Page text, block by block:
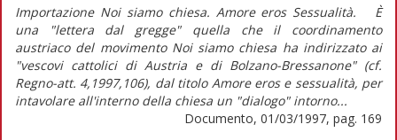
Importazione Noi siamo chiesa. Amore eros Sessualità. È
una "lettera dal gregge" quella che il coordinamento
austriaco del movimento Noi siamo chiesa ha indirizzato ai
"vescovi cattolici di Austria e di Bolzano-Bressanone" (cf.
Regno-att. 4,1997,106), dal titolo Amore eros e sessualità, per
intavolare all'interno della chiesa un "dialogo" intorno...
Documento, 01/03/1997, pag. 169